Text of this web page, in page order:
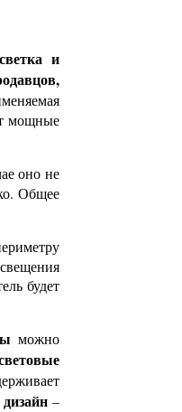
и
мощные
оно не
Общее
будет
можно
–